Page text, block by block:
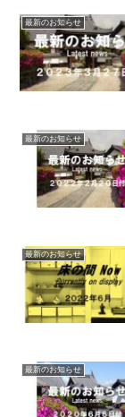
最新のお知らせ
最新のお知らせ
最新のお知らせ
最新のお知らせ